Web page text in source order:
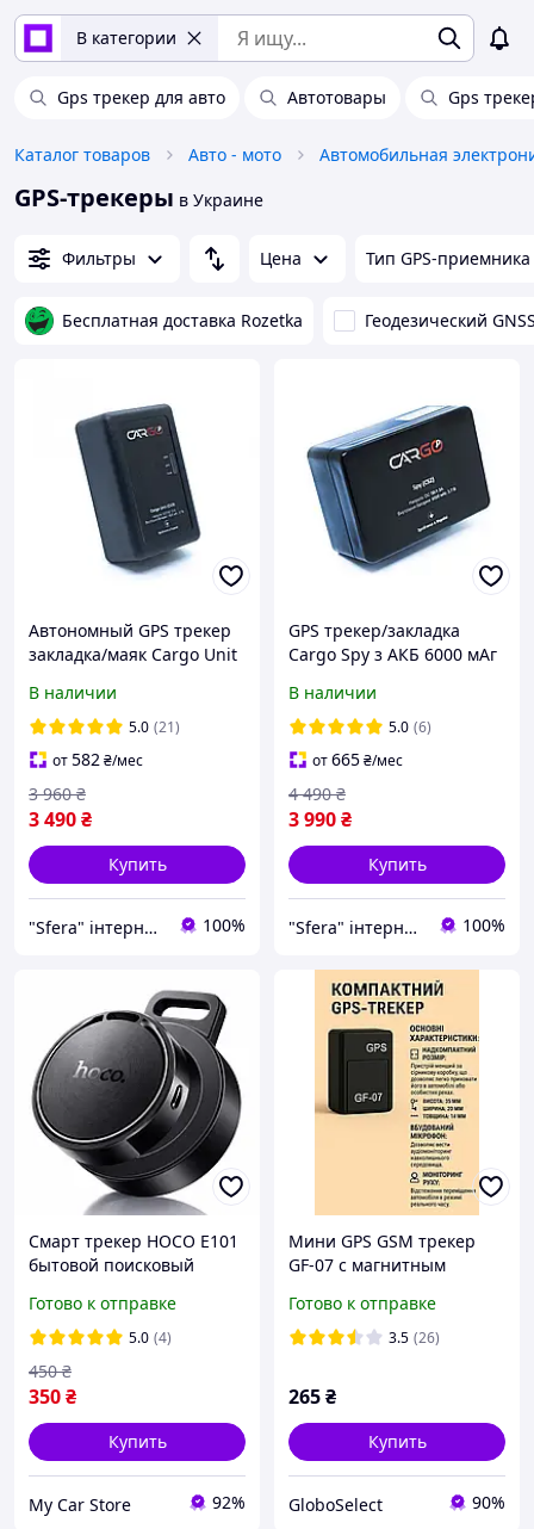
В категории
Gps трекер для авто Автотовары Gps
Каталог товаров Авто - мото Автомобильная
GPS-трекеры в Украине
Фильтры Цена Тип GPS-приемника
Бесплатная доставка Rozetka Геодезический
Автономный GPS трекер
закладка/маяк Cargo Unit
приложение)
В наличии
5.0 (21)
от582₴/мес
3 490₴
3 960 ₴
Купить
"Sfera" інтернет магазин IoT обладнання 100%
GPS трекер/закладка
Cargo Spy з АКБ 6000 мАг
приложение)
В наличии
5.0 (6)
от665₴/мес
3 990₴
4 490 ₴
Купить
"Sfera" інтернет магазин IoT обладнання 100%
Смарт трекер HOCO E101
бытовой поисковый
сумки, чемодана,
кошелька, для Android и
iOS
Готово к отправке
5.0 (4)
350₴
450 ₴
Купить
My Car Store 92%
Мини GPS GSM трекер
GF-07 с магнитным
микрофоном
Готово к отправке
3.5 (26)
265₴
Купить
GloboSelect 90%